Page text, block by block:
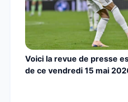
Voici la revue de presse
de ce vendredi 15 mai